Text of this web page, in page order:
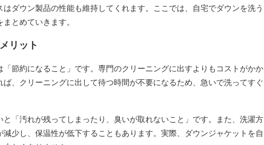
ダウン製品の性能も維持してくれます。ここでは、自宅でダウンを洗う
とめていきます。
リット
節約になること」です。専門のクリーニングに出すよりもコストがかか
、クリーニングに出して待つ時間が不要になるため、急いで洗ってすぐ
「汚れが残ってしまったり、臭いが取れないこと」です。また、洗濯方
少し、保温性が低下することもあります。実際、ダウンジャケットを自